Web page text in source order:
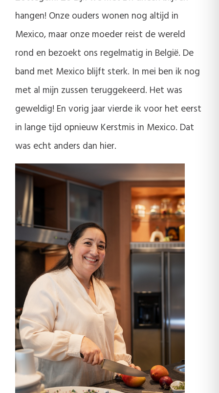
hangen! Onze ouders wonen nog altijd in
Mexico, maar onze moeder reist de wereld
rond en bezoekt ons regelmatig in België. De
band met Mexico blijft sterk. In mei ben ik nog
met al mijn zussen teruggekeerd. Het was
geweldig! En vorig jaar vierde ik voor het eerst
in lange tijd opnieuw Kerstmis in Mexico. Dat
was echt anders dan hier.